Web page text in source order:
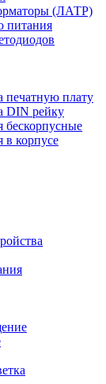
(ЛАТР)
питания
печатную плату
DIN рейку
бескорпусные
в корпусе